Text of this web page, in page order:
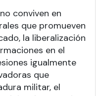
conviven en
que promueven
la liberalización
en el
igualmente
que
militar, el